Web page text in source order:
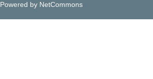
Powered by NetCommons